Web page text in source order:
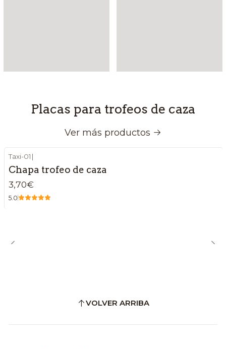
Placas para trofeos de caza
Ver más productos
Taxi-01 |
Chapa trofeo de caza
3,70€
5.0
VOLVER ARRIBA